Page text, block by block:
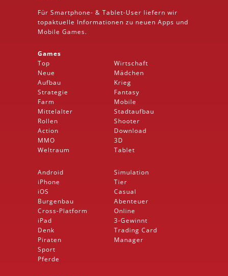
Für Smartphone- & Tablet-User liefern wir
topaktuelle Informationen zu neuen Apps und
Mobile Games.
Games
Top
Neue
Aufbau
Strategie
Farm
Mittelalter
Rollen
Action
MMO
Weltraum
Wirtschaft
Mädchen
Krieg
Fantasy
Mobile
Stadtaufbau
Shooter
Download
3D
Tablet
Android
iPhone
iOS
Burgenbau
Cross-Platform
iPad
Denk
Piraten
Sport
Pferde
Simulation
Tier
Casual
Abenteuer
Online
3-Gewinnt
Trading Card
Manager